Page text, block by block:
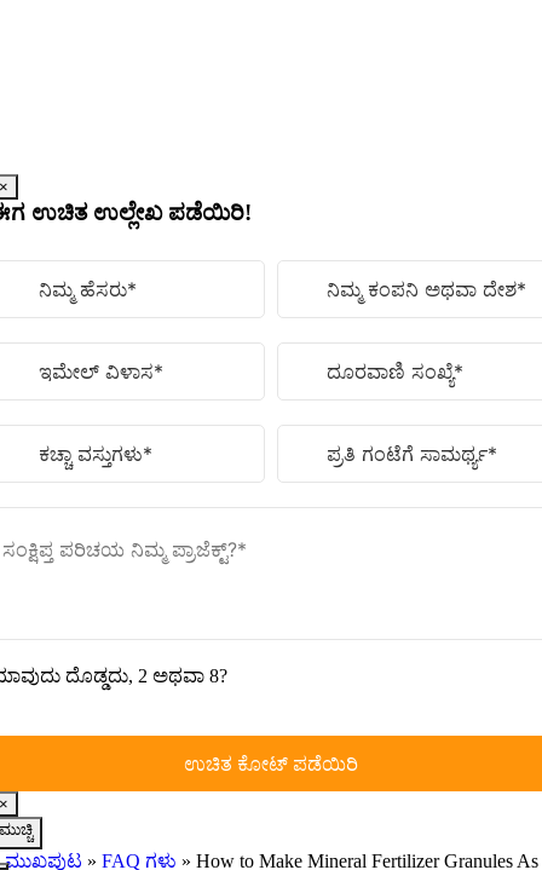
×
ಉಚಿತ ಉಲ್ಲೇಖ ಪಡೆಯಿರಿ!
ದೊಡ್ಡದು, 2 ಅಥವಾ 8?
×
ಮುಚ್ಚಿ
ಮುಖಪುಟ » FAQ ಗಳು » How to Make Mineral Fertilizer Granules As